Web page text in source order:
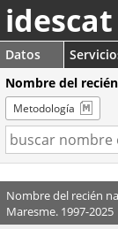
idescat
Datos
Nombre del
Metodología
Nombre del recién
Maresme. 1997-2025